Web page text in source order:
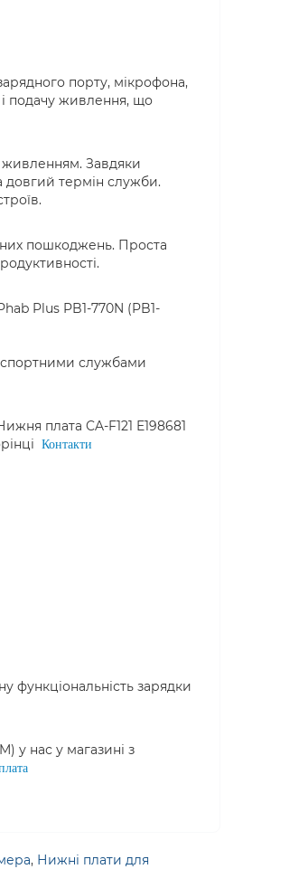
порту, мікрофона,
і подачу живлення, що
живленням. Завдяки
довгий термін служби.
пошкоджень. Проста
Plus PB1-770N (PB1-
службами
плата CA-F121 E198681
Контакти
функціональність зарядки
у нас у магазині з
, Нижні плати для